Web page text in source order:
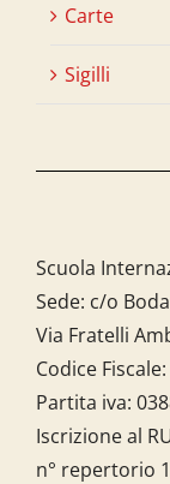
Carte
Sigilli
Scuola
Sede: c/o
Via Fratelli
Codice Fiscale:
Partita iva:
Iscrizione al
n° repertorio